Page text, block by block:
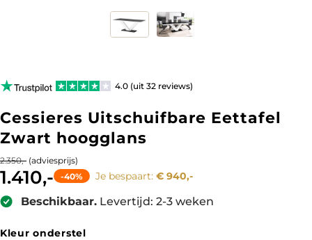
4.0 (uit 32 reviews)
Cessieres Uitschuifbare Eettafel
Zwart hoogglans
2.350,- (adviesprijs)
1.410,- -40% Je bespaart: € 940,-
Beschikbaar. Levertijd: 2-3 weken
Kleur onderstel